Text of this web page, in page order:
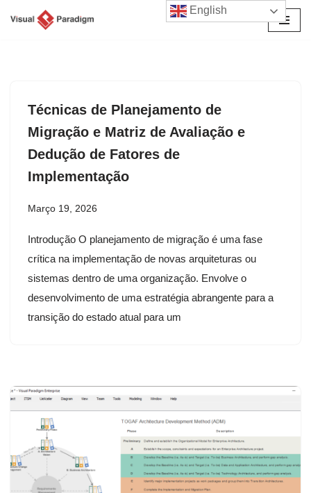
Técnicas de Planejamento de
Migração e Matriz de Avaliação e
Dedução de Fatores de
Implementação
Março 19, 2026
Introdução O planejamento de migração é uma fase
crítica na implementação de novas arquiteturas ou
sistemas dentro de uma organização. Envolve o
desenvolvimento de uma estratégia abrangente para a
transição do estado atual para um
English